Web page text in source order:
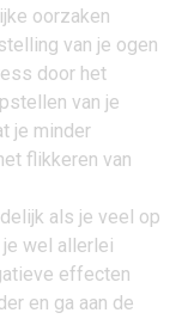
oorzaken
van je ogen
door het
van je
je minder
flikkeren van
als je veel op
wel allerlei
effecten
en ga aan de